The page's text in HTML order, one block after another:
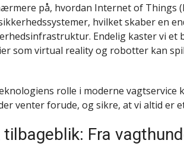
på, hvordan Internet of Things
hvilket skaber en
Endelig kaster vi et
som virtual reality og robotter kan
rolle i moderne vagtservice
venter forude, og sikre, at vi altid er
Fra